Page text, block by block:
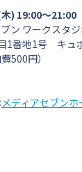
) 19:00〜21:00
ン ワークスタ
1番地1号 キュポ
500円）
メディアセブン